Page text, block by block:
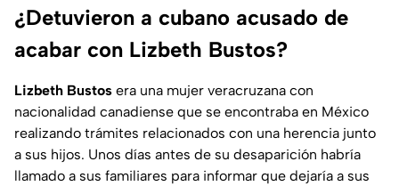
¿Detuvieron a cubano acusado de
acabar con Lizbeth Bustos?
Lizbeth Bustos era una mujer veracruzana con
nacionalidad canadiense que se encontraba en México
realizando trámites relacionados con una herencia junto
a sus hijos. Unos días antes de su desaparición habría
llamado a sus familiares para informar que dejaría a sus